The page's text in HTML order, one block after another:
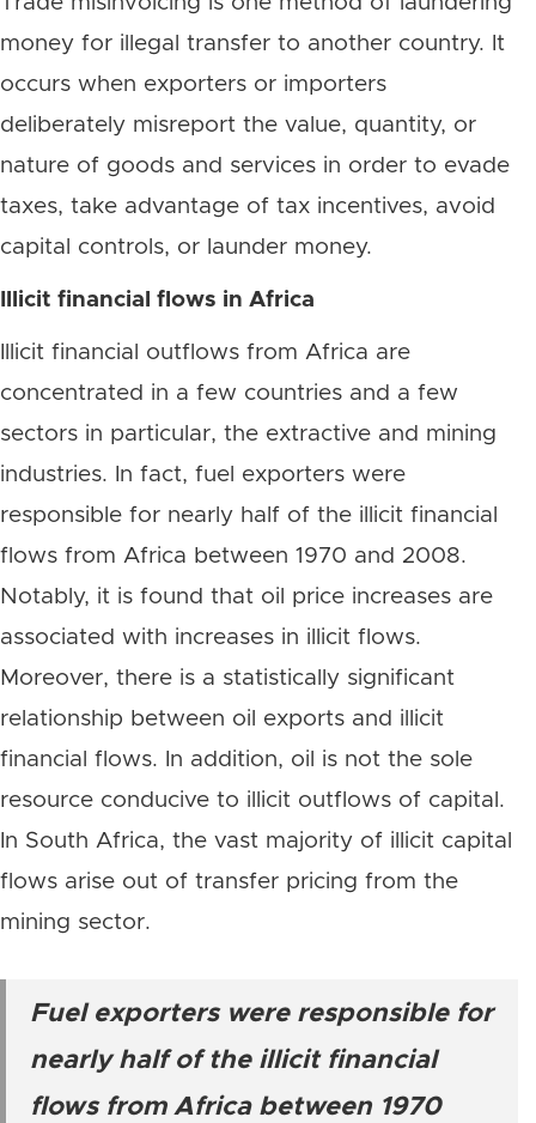
money for illegal transfer to another country. It
occurs when exporters or importers
deliberately misreport the value, quantity, or
nature of goods and services in order to evade
taxes, take advantage of tax incentives, avoid
capital controls, or launder money.
Illicit financial flows in Africa
Illicit financial outflows from Africa are
concentrated in a few countries and a few
sectors in particular, the extractive and mining
industries. In fact, fuel exporters were
responsible for nearly half of the illicit financial
flows from Africa between 1970 and 2008.
Notably, it is found that oil price increases are
associated with increases in illicit flows.
Moreover, there is a statistically significant
relationship between oil exports and illicit
financial flows. In addition, oil is not the sole
resource conducive to illicit outflows of capital.
In South Africa, the vast majority of illicit capital
flows arise out of transfer pricing from the
mining sector.
Fuel exporters were responsible for
nearly half of the illicit financial
flows from Africa between 1970